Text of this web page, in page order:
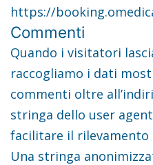
https://
Commenti
Quando i visitatori
raccogliamo i dati
commenti oltre
stringa dello user
facilitare il rilevamento
Una stringa